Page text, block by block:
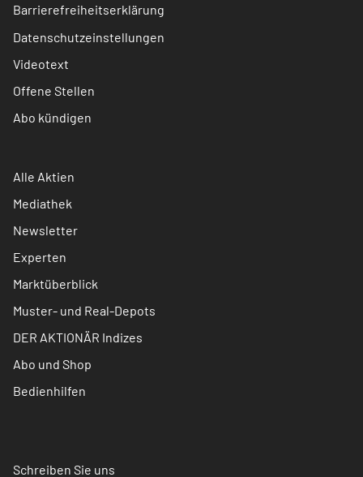
Barrierefreiheitserklärung
Datenschutzeinstellungen
Videotext
Offene Stellen
Abo kündigen
Alle Aktien
Mediathek
Newsletter
Experten
Marktüberblick
Muster- und Real-Depots
DER AKTIONÄR Indizes
Abo und Shop
Bedienhilfen
Schreiben Sie uns